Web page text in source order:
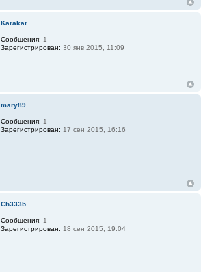
Karakar
Сообщения: 1
Зарегистрирован: 30 янв 2015, 11:09
mary89
Сообщения: 1
Зарегистрирован: 17 сен 2015, 16:16
Ch333b
Сообщения: 1
Зарегистрирован: 18 сен 2015, 19:04